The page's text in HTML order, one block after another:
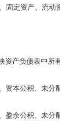
定资产、流动
产负债表中所
本公积、未分
余公积、未分